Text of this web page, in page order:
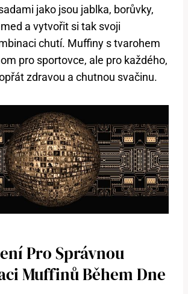
jako jsou jablka, borůvky,
a vytvořit si tak svoji
chutí. Muffiny s tvarohem
pro sportovce, ale pro každého,
zdravou a chutnou svačinu.
Pro Správnou
Muffinů Během Dne